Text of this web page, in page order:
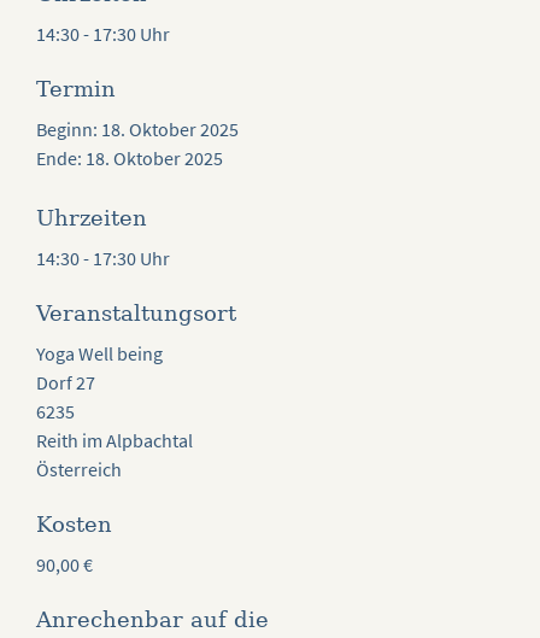
14:30 - 17:30 Uhr
Termin
Beginn: 18. Oktober 2025
Ende: 18. Oktober 2025
Uhrzeiten
14:30 - 17:30 Uhr
Veranstaltungsort
Yoga Well being
Dorf 27
6235
Reith im Alpbachtal
Österreich
Kosten
90,00€
Anrechenbar auf die